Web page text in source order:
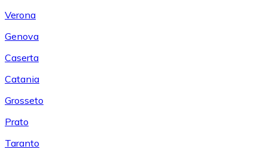
Verona
Genova
Caserta
Catania
Grosseto
Prato
Taranto